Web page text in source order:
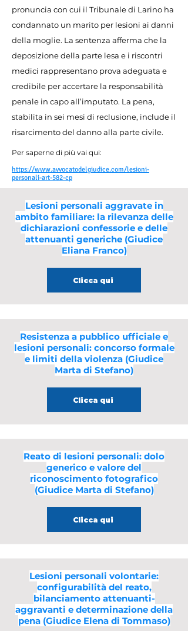
pronuncia con cui il Tribunale di Larino ha
condannato un marito per lesioni ai danni
della moglie. La sentenza afferma che la
deposizione della parte lesa e i riscontri
medici rappresentano prova adeguata e
credibile per accertare la responsabilità
penale in capo all’imputato. La pena,
stabilita in sei mesi di reclusione, include il
risarcimento del danno alla parte civile.
Per saperne di più vai qui:
https://www.avvocatodelgiudice.com/lesioni-
personali-art-582-cp
Lesioni personali aggravate in
ambito familiare: la rilevanza delle
dichiarazioni confessorie e delle
attenuanti generiche (Giudice
Eliana Franco)
Clicca qui
Resistenza a pubblico ufficiale e
lesioni personali: concorso formale
e limiti della violenza (Giudice
Marta di Stefano)
Clicca qui
Reato di lesioni personali: dolo
generico e valore del
riconoscimento fotografico
(Giudice Marta di Stefano)
Clicca qui
Lesioni personali volontarie:
configurabilità del reato,
bilanciamento attenuanti-
aggravanti e determinazione della
pena (Giudice Elena di Tommaso)